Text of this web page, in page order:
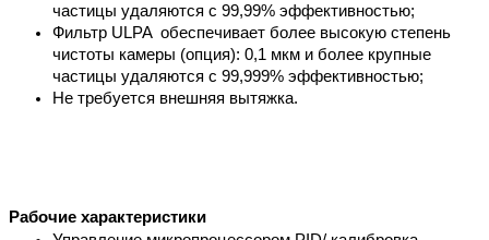
частицы удаляются с 99,99% эффективностью;
Фильтр ULPA  обеспечивает более высокую степень
чистоты камеры (опция): 0,1 мкм и более крупные
частицы удаляются с 99,999% эффективностью;
Не требуется внешняя вытяжка.
Рабочие характеристики